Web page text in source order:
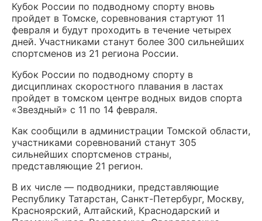
Кубок России по подводному спорту вновь
пройдет в Томске, соревнования стартуют 11
февраля и будут проходить в течение четырех
дней. Участниками станут более 300 сильнейших
спортсменов из 21 региона России.
Кубок России по подводному спорту в
дисциплинах скоростного плавания в ластах
пройдет в томском центре водных видов спорта
«Звездный» с 11 по 14 февраля.
Как сообщили в администрации Томской области,
участниками соревнований станут 305
сильнейших спортсменов страны,
представляющие 21 регион.
В их числе — подводники, представляющие
Республику Татарстан, Санкт-Петербург, Москву,
Красноярский, Алтайский, Краснодарский и